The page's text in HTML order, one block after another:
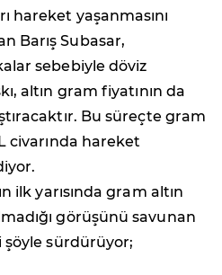
hareket yaşanmasını
Barış Subasar,
sebebiyle döviz
altın gram fiyatının da
Bu süreçte gram
civarında hareket
ilk yarısında gram altın
görüşünü savunan
şöyle sürdürüyor;